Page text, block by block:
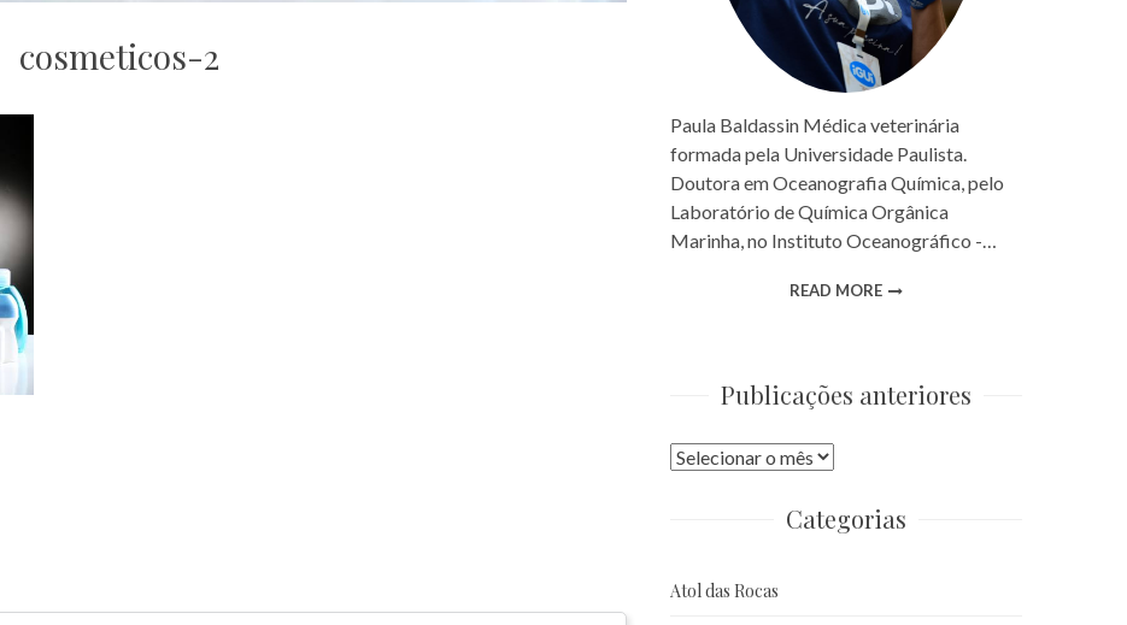
cosmeticos-2
Paula Baldassin Médica veterinária
formada pela Universidade Paulista.
Doutora em Oceanografia Química, pelo
Laboratório de Química Orgânica
Marinha, no Instituto Oceanográfico -…
READ MORE
Publicações anteriores
Publicações
Categorias
Atol das Rocas